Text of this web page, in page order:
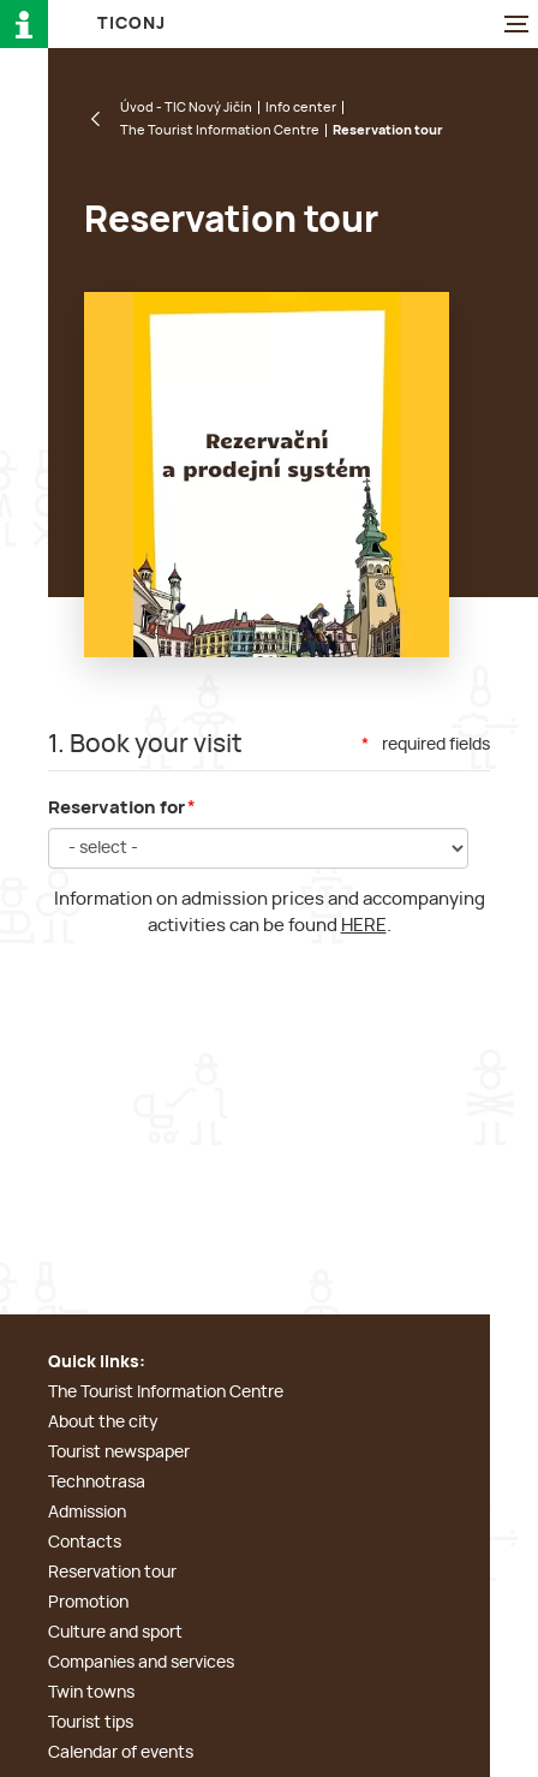
TI CON J
Úvod - TIC Nový Jičín
Info center
The Tourist Information Centre
Reservation tour
Reservation tour
1. Book your visit * required fields
Reservation for*
Information on admission prices and accompanying
activities can be found HERE.
Quick links:
The Tourist Information Centre
About the city
Tourist newspaper
Technotrasa
Admission
Contacts
Reservation tour
Promotion
Culture and sport
Companies and services
Twin towns
Tourist tips
Calendar of events